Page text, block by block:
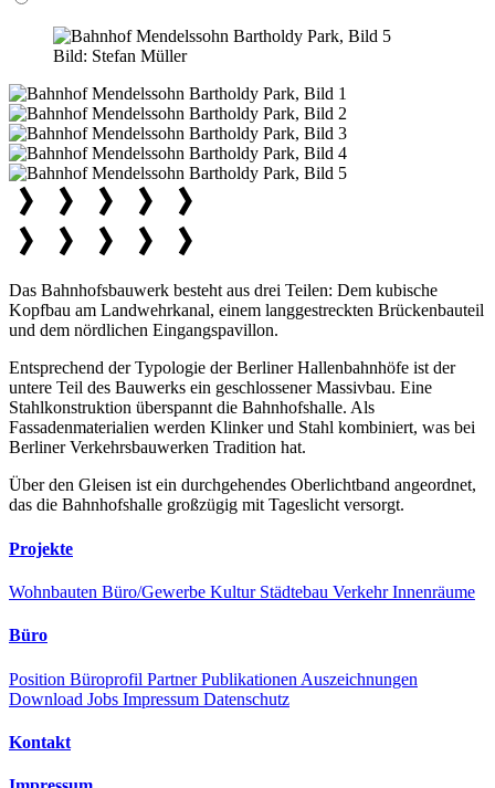
Bild: Stefan Müller
Das Bahnhofsbauwerk besteht aus drei Teilen: Dem kubische
Kopfbau am Landwehrkanal, einem langgestreckten Brückenbauteil
und dem nördlichen Eingangspavillon.
Entsprechend der Typologie der Berliner Hallenbahnhöfe ist der
untere Teil des Bauwerks ein geschlossener Massivbau. Eine
Stahlkonstruktion überspannt die Bahnhofshalle. Als
Fassadenmaterialien werden Klinker und Stahl kombiniert, was bei
Berliner Verkehrsbauwerken Tradition hat.
Über den Gleisen ist ein durchgehendes Oberlichtband angeordnet,
das die Bahnhofshalle großzügig mit Tageslicht versorgt.
Projekte
Wohnbauten Büro/Gewerbe Kultur Städtebau VerkehrInnenräume
Büro
Position Büroprofil PartnerPublikationen Auszeichnungen
Download Jobs Impressum Datenschutz
Kontakt